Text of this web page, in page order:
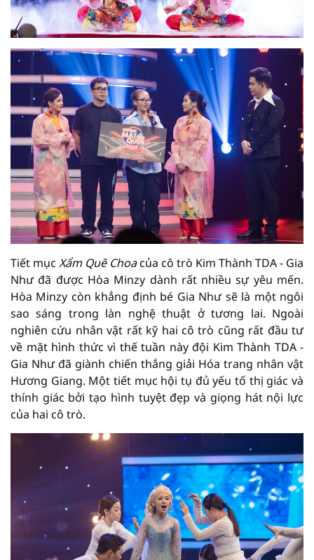
Tiết mục Xẩm Quê Choacủa cô trò Kim Thành TDA - Gia
Như đã được Hòa Minzy dành rất nhiều sự yêu mến.
Hòa Minzy còn khẳng định bé Gia Như sẽ là một ngôi
sao sáng trong làn nghệ thuật ở tương lai. Ngoài
nghiên cứu nhân vật rất kỹ hai cô trò cũng rất đầu tư
về mặt hình thức vì thế tuần này đội Kim Thành TDA -
Gia Như đã giành chiến thắng giải Hóa trang nhân vật
Hương Giang. Một tiết mục hội tụ đủ yếu tố thị giác và
thính giác bởi tạo hình tuyệt đẹp và giọng hát nội lực
của hai cô trò.